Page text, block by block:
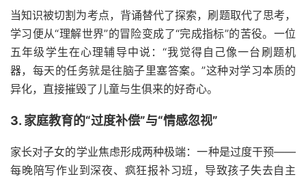
当知识被切割为考点，背诵替代了探索，刷题取代了思考，
学习便从“理解世界”的冒险变成了“完成指标”的苦役。一位
五年级学生在心理辅导中说：“我觉得自己像一台刷题机
器，每天的任务就是往脑子里塞答案。”这种对学习本质的
异化，直接摧毁了儿童与生俱来的好奇心。
3. 家庭教育的“过度补偿”与“情感忽视”
家长对子女的学业焦虑形成两种极端：一种是过度干预——
每晚陪写作业到深夜、疯狂报补习班，导致孩子失去自主